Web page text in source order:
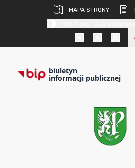
MAPA STRONY
biuletyn
informacji publicznej